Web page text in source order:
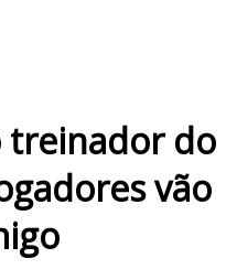
treinador do
vão